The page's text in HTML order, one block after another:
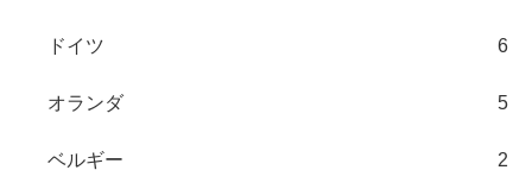
ドイツ 6
オランダ 5
ベルギー 2